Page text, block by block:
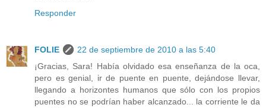
Responder
FOLIE
22 de septiembre de 2010 a las 5:40
¡Gracias, Sara! Había olvidado esa enseñanza de la oca,
pero es genial, ir de puente en puente, dejándose llevar,
llegando a horizontes humanos que sólo con los propios
puentes no se podrían haber alcanzado... la corriente le da